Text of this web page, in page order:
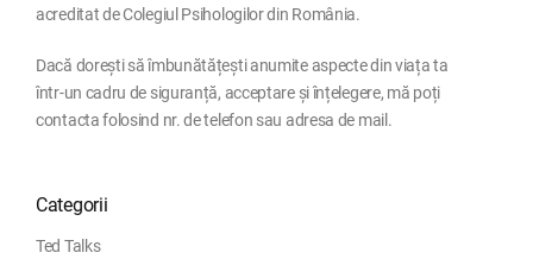
acreditat de Colegiul Psihologilor din România.
Dacă dorești să îmbunătățești anumite aspecte din viața ta
într-un cadru de siguranță, acceptare și înțelegere, mă poți
contacta folosind nr. de telefon sau adresa de mail.
Categorii
Ted Talks